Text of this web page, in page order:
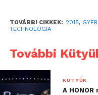
eszközeinket, vagy
eszközöket, illetve
kerülnek, mint egy
kerékpár, és
TOVÁBBI CIKKEK: 2018,
TECHNOLÓGIA
További
KÜTYÜK
A